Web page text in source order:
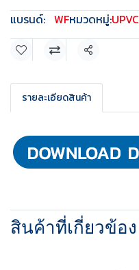
แบรนด์: WFหมวดหมู่:UPVC
แชร์
รายละเอียดสินค้า
สินค้าที่เกี่ยวข้อง